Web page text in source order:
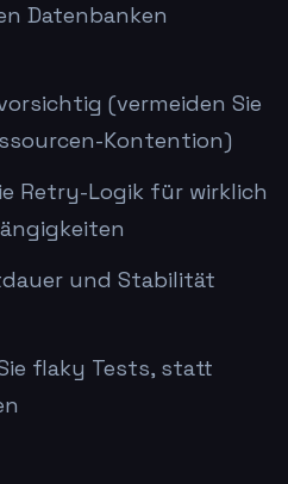
Datenbanken
(vermeiden Sie
Kontention)
Retry-Logik für wirklich
und Stabilität
flaky Tests, statt